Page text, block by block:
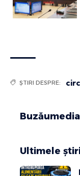
ȘTIRI DESPRE:
Ultimele